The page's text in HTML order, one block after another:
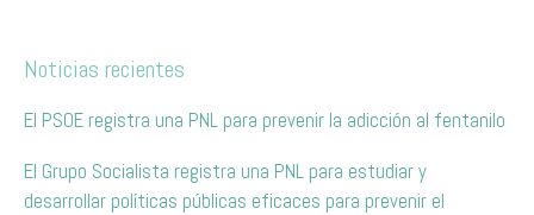
Noticias recientes
El PSOE registra una PNL para prevenir la adicción al fentanilo
El Grupo Socialista registra una PNL para estudiar y
desarrollar políticas públicas eficaces para prevenir el